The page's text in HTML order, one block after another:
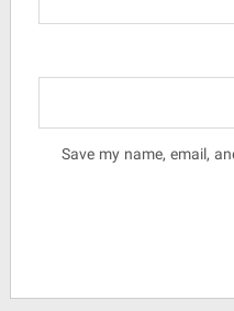
Save my name, email,